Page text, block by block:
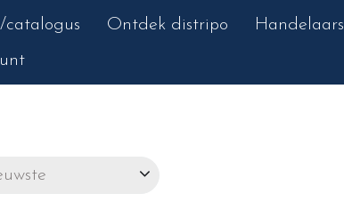
catalogus Ontdek distripo Handelaars